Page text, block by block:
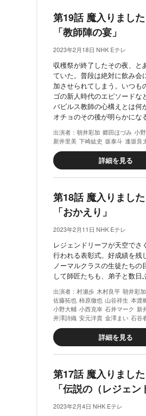
第19話 魔入りまし
「教師陣の宴」
2023年2月18日 NHK Eテレ
収穫祭が終了したその夜、
ていた。普段は絶対に飲み会
加させられてしまう。いつも
ゴの新人時代のエピソードな
バビルス教師の心構えとは何
オチョのその後が明らかにな
朝井彩加 郷田ほづみ 小
新井里美 下崎紘史 坂泰斗 逢坂良
詳細を見る
第18話 魔入りまし
「おかえり」
2023年2月11日 NHK Eテレ
レジェンドリーフが天空でさ
行われる表彰式。好成績を残
ノーマルクラスの生徒たち
して師匠たちも、弟子と数日
村瀬歩 木村良平 朝井彩加
佐藤拓也 柿原徹也 山谷祥生 本渡
小野大輔 小西克幸 石井マーク 新
井澤詩織 安元洋貴 金澤まい 石谷
詳細を見る
第17話 魔入りまし
「伝説の（レジェン
2023年2月4日 NHK Eテレ